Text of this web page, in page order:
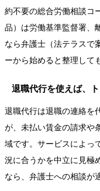
約不要の総合労働相談コ
品）は労働基準監督署、
なら弁護士（法テラスで
ーから始めると整理して
退職代行を使えば、
退職代行は退職の連絡を
が、未払い賃金の請求や
域です。サービスによっ
況に合うかを中立に見極
なら、弁護士への相談が